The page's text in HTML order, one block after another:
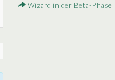
Wizard in der Beta-Phase